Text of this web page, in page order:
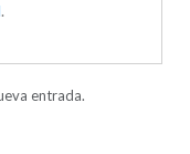
.
entrada.